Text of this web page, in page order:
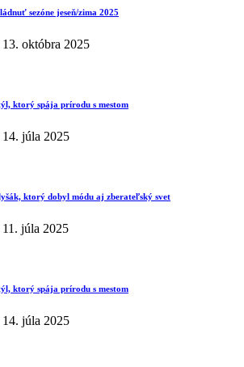
sezóne jeseň/zima 2025
13. októbra 2025
ktorý spája prírodu s mestom
14. júla 2025
ktorý dobyl módu aj zberateľský svet
11. júla 2025
ktorý spája prírodu s mestom
14. júla 2025